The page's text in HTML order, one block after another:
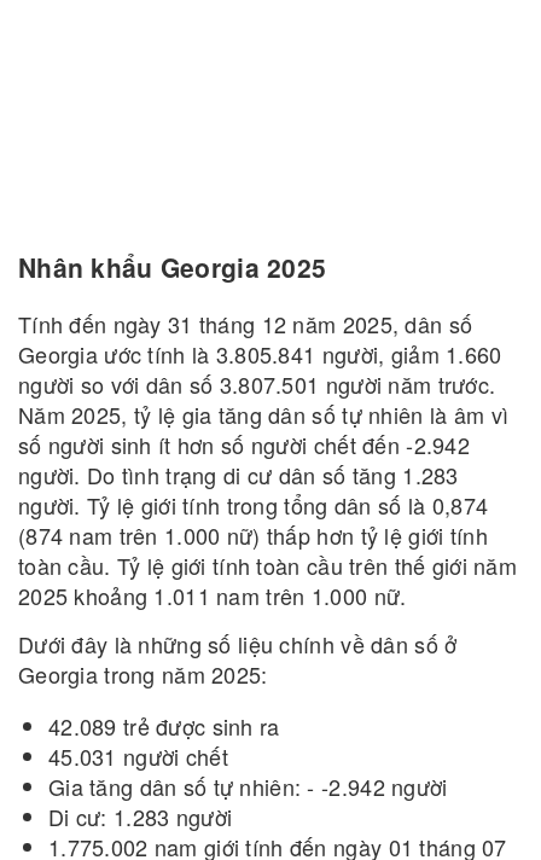
Nhân khẩu Georgia 2025
Tính đến ngày 31 tháng 12 năm 2025, dân số
Georgia ước tính là 3.805.841 người, giảm 1.660
người so với dân số 3.807.501 người năm trước.
Năm 2025, tỷ lệ gia tăng dân số tự nhiên là âm vì
số người sinh ít hơn số người chết đến -2.942
người. Do tình trạng di cư dân số tăng 1.283
người. Tỷ lệ giới tính trong tổng dân số là 0,874
(874 nam trên 1.000 nữ) thấp hơn tỷ lệ giới tính
toàn cầu. Tỷ lệ giới tính toàn cầu trên thế giới năm
2025 khoảng 1.011 nam trên 1.000 nữ.
Dưới đây là những số liệu chính về dân số ở
Georgia trong năm 2025:
42.089 trẻ được sinh ra
45.031 người chết
Gia tăng dân số tự nhiên: - -2.942 người
Di cư: 1.283 người
1.775.002 nam giới tính đến ngày 01 tháng 07